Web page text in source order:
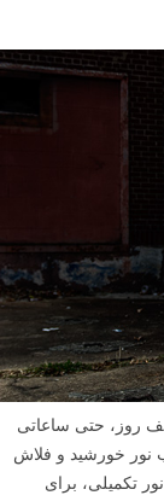
روز، حتی ساعاتی
نور خورشید و فلاش
تکمیلی، برای